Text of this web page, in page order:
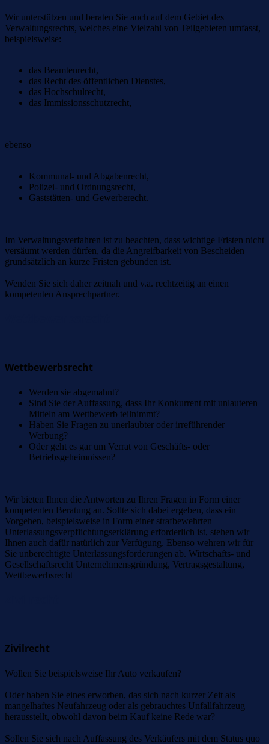
Wir unterstützen und beraten Sie auch auf dem Gebiet des
Verwaltungsrechts, welches eine Vielzahl von Teilgebieten umfasst,
beispielsweise:
das Beamtenrecht,
das Recht des öffentlichen Dienstes,
das Hochschulrecht,
das Immissionsschutzrecht,
ebenso
Kommunal- und Abgabenrecht,
Polizei- und Ordnungsrecht,
Gaststätten- und Gewerberecht.
Im Verwaltungsverfahren ist zu beachten, dass wichtige Fristen nicht
versäumt werden dürfen, da die Angreifbarkeit von Bescheiden
grundsätzlich an kurze Fristen gebunden ist.
Wenden Sie sich daher zeitnah und v.a. rechtzeitig an einen
kompetenten Ansprechpartner.
Wettbewerbsrecht
Werden sie abgemahnt?
Sind Sie der Auffassung, dass Ihr Konkurrent mit unlauteren
Mitteln am Wettbewerb teilnimmt?
Haben Sie Fragen zu unerlaubter oder irreführender
Werbung?
Oder geht es gar um Verrat von Geschäfts- oder
Betriebsgeheimnissen?
Wir bieten Ihnen die Antworten zu Ihren Fragen in Form einer
kompetenten Beratung an. Sollte sich dabei ergeben, dass ein
Vorgehen, beispielsweise in Form einer strafbewehrten
Unterlassungsverpflichtungserklärung erforderlich ist, stehen wir
Ihnen auch dafür natürlich zur Verfügung. Ebenso wehren wir für
Sie unberechtigte Unterlassungsforderungen ab. Wirtschafts- und
Gesellschaftsrecht Unternehmensgründung, Vertragsgestaltung,
Wettbewerbsrecht
Zivilrecht
Wollen Sie beispielsweise Ihr Auto verkaufen?
Oder haben Sie eines erworben, das sich nach kurzer Zeit als
mangelhaftes Neufahrzeug oder als gebrauchtes Unfallfahrzeug
herausstellt, obwohl davon beim Kauf keine Rede war?
Sollen Sie sich nach Auffassung des Verkäufers mit dem Status quo